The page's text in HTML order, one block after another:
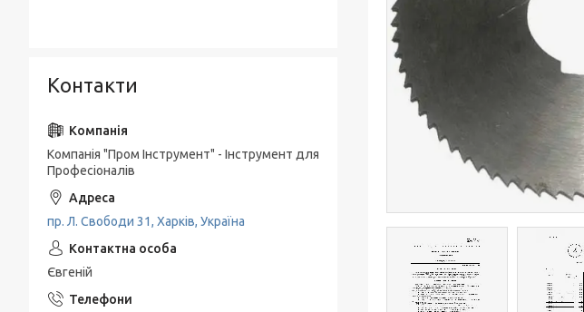
Контакти
Компанія "Пром Інструмент" - Інструмент для
Професіоналів
пр. Л. Свободи 31, Харків, Україна
Євгеній